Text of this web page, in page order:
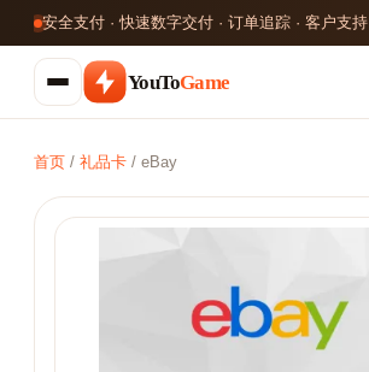
安全支付 · 快速数字交付 · 订单追踪 · 客户支持
YouToGame
首页 / 礼品卡 / eBay